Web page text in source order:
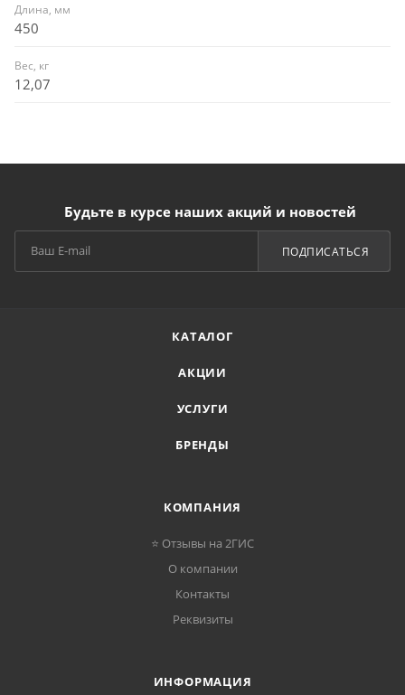
Длина, мм
450
Вес, кг
12,07
Будьте в курсе наших акций и новостей
ПОДПИСАТЬСЯ
КАТАЛОГ
АКЦИИ
УСЛУГИ
БРЕНДЫ
КОМПАНИЯ
⭐ Отзывы на 2ГИС
О компании
Контакты
Реквизиты
ИНФОРМАЦИЯ